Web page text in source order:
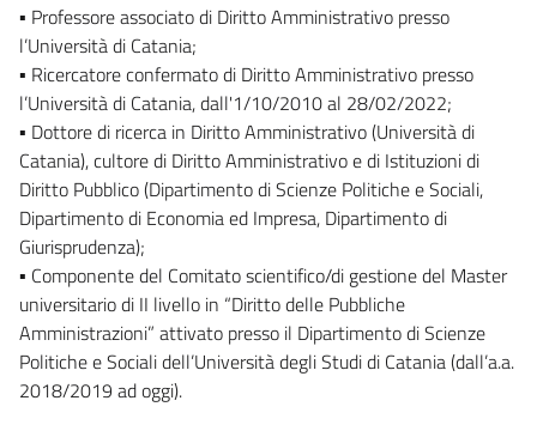
▪ Professore associato di Diritto Amministrativo presso
l’Università di Catania;
▪ Ricercatore confermato di Diritto Amministrativo presso
l’Università di Catania, dall'1/10/2010 al 28/02/2022;
▪ Dottore di ricerca in Diritto Amministrativo (Università di
Catania), cultore di Diritto Amministrativo e di Istituzioni di
Diritto Pubblico (Dipartimento di Scienze Politiche e Sociali,
Dipartimento di Economia ed Impresa, Dipartimento di
Giurisprudenza);
▪ Componente del Comitato scientifico/di gestione del Master
universitario di II livello in “Diritto delle Pubbliche
Amministrazioni” attivato presso il Dipartimento di Scienze
Politiche e Sociali dell’Università degli Studi di Catania (dall’a.a.
2018/2019 ad oggi).